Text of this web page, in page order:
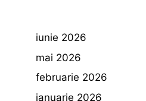
iunie 2026
mai 2026
februarie 2026
ianuarie 2026